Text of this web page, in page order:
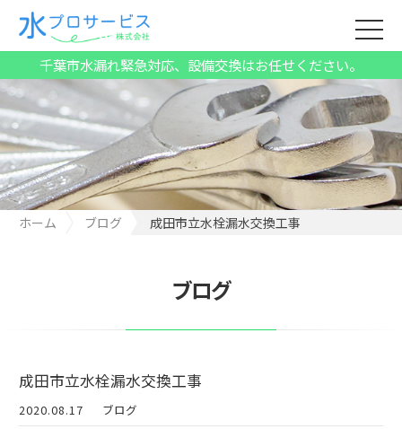
千葉市水漏れ緊急対応、設備交換はお任せください。
ホーム ブログ 成田市立水栓漏水交換工事
ブログ
成田市立水栓漏水交換工事
2020.08.17 ブログ